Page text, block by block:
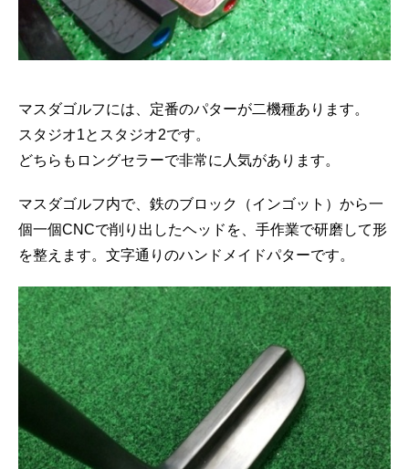
マスダゴルフには、定番のパターが二機種あります。
スタジオ1とスタジオ2です。
どちらもロングセラーで非常に人気があります。
マスダゴルフ内で、鉄のブロック（インゴット）から一
個一個CNCで削り出したヘッドを、手作業で研磨して形
を整えます。文字通りのハンドメイドパターです。